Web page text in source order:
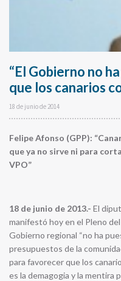
“El Gobierno no
que los canarios
18 de junio de 2014
Felipe Afonso (GPP):
que ya no sirve ni para
VPO”
18 de junio de 2013.- El
manifestó hoy en el Pleno
Gobierno regional “no ha
presupuestos de la
para favorecer que los
es la demagogia y la mentira